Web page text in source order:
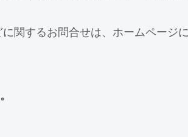
関するお問合せは、ホームページ